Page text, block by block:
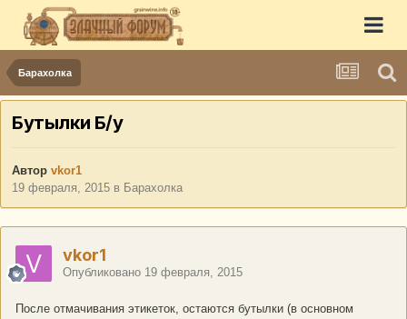
Барахолка
Бутылки Б/у
Автор vkor1
19 февраля, 2015 в Барахолка
vkor1
Опубликовано 19 февраля, 2015
После отмачивания этикеток, остаются бутылки (в основном